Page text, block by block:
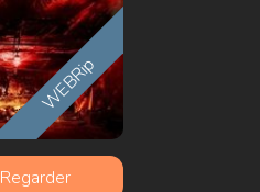
WEBRip
Regarder